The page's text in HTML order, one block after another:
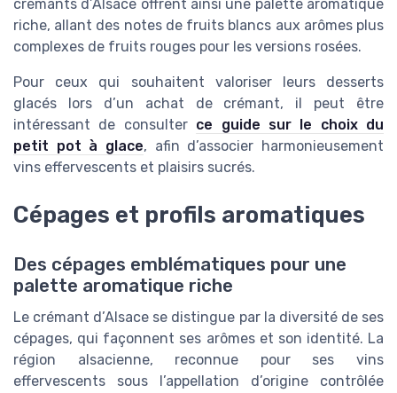
crémants d’Alsace offrent ainsi une palette aromatique
riche, allant des notes de fruits blancs aux arômes plus
complexes de fruits rouges pour les versions rosées.
Pour ceux qui souhaitent valoriser leurs desserts
glacés lors d’un achat de crémant, il peut être
intéressant de consulter ce guide sur le choix du
petit pot à glace, afin d’associer harmonieusement
vins effervescents et plaisirs sucrés.
Cépages et profils aromatiques
Des cépages emblématiques pour une
palette aromatique riche
Le crémant d’Alsace se distingue par la diversité de ses
cépages, qui façonnent ses arômes et son identité. La
région alsacienne, reconnue pour ses vins
effervescents sous l’appellation d’origine contrôlée